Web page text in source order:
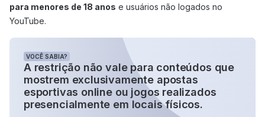
para menores de 18 anos e usuários não logados no
YouTube.
VOCÊ SABIA?
A restrição não vale para conteúdos que
mostrem exclusivamente apostas
esportivas online ou jogos realizados
presencialmente em locais físicos.